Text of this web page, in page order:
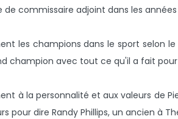
de commissaire adjoint dans les
les champions dans le sport selon
champion avec tout ce qu'il a fait
à la personnalité et aux valeurs de
pour dire Randy Phillips, un ancien à